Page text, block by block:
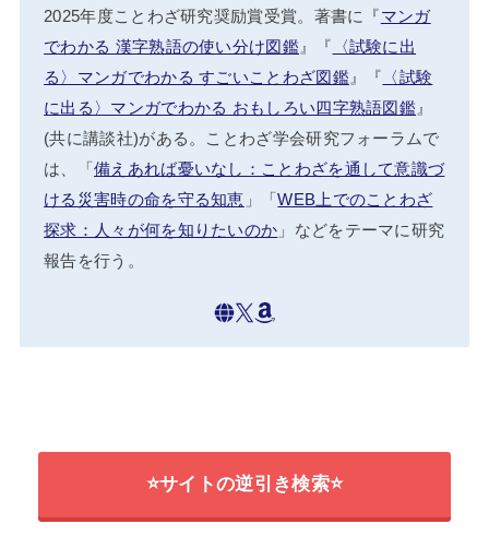
2025年度ことわざ研究奨励賞受賞。著書に『マンガ
でわかる 漢字熟語の使い分け図鑑』『 〈試験に出
る〉マンガでわかる すごいことわざ図鑑』『 〈試験
に出る〉マンガでわかる おもしろい四字熟語図鑑』
(共に講談社)がある。ことわざ学会研究フォーラムで
は、「備えあれば憂いなし：ことわざを通して意識づ
ける災害時の命を守る知恵 」「WEB上でのことわざ
探求：人々が何を知りたいのか 」などをテーマに研究
報告を行う。
⭐サイトの逆引き検索⭐